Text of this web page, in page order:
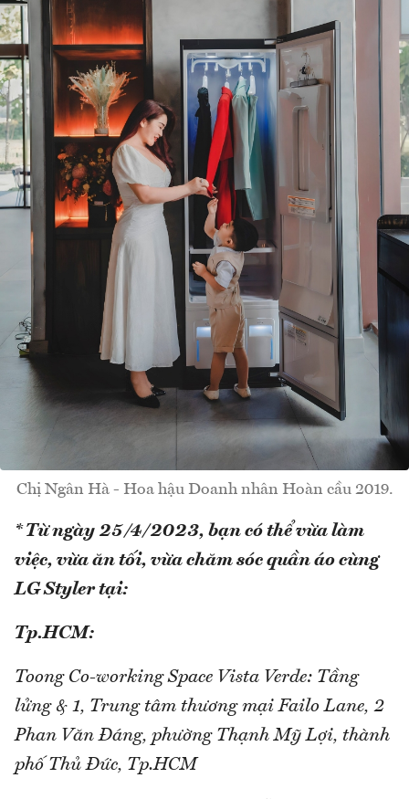
Chị Ngân Hà - Hoa hậu Doanh nhân Hoàn cầu 2019.
* Từ ngày 25/4/2023, bạn có thể vừa làm
việc, vừa ăn tối, vừa chăm sóc quần áo cùng
LG Styler tại:
Tp.HCM:
Toong Co-working Space Vista Verde: Tầng
lửng & 1, Trung tâm thương mại Failo Lane, 2
Phan Văn Đáng, phường Thạnh Mỹ Lợi, thành
phố Thủ Đức, Tp.HCM